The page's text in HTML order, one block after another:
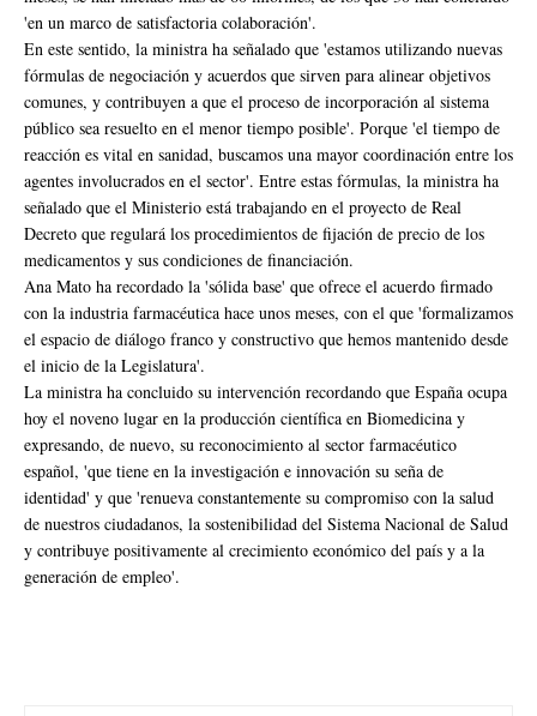
'en un marco de satisfactoria colaboración'.
En este sentido, la ministra ha señalado que 'estamos utilizando nuevas
fórmulas de negociación y acuerdos que sirven para alinear objetivos
comunes, y contribuyen a que el proceso de incorporación al sistema
público sea resuelto en el menor tiempo posible'. Porque 'el tiempo de
reacción es vital en sanidad, buscamos una mayor coordinación entre los
agentes involucrados en el sector'. Entre estas fórmulas, la ministra ha
señalado que el Ministerio está trabajando en el proyecto de Real
Decreto que regulará los procedimientos de fijación de precio de los
medicamentos y sus condiciones de financiación.
Ana Mato ha recordado la 'sólida base' que ofrece el acuerdo firmado
con la industria farmacéutica hace unos meses, con el que 'formalizamos
el espacio de diálogo franco y constructivo que hemos mantenido desde
el inicio de la Legislatura'.
La ministra ha concluido su intervención recordando que España ocupa
hoy el noveno lugar en la producción científica en Biomedicina y
expresando, de nuevo, su reconocimiento al sector farmacéutico
español, 'que tiene en la investigación e innovación su seña de
identidad' y que 'renueva constantemente su compromiso con la salud
de nuestros ciudadanos, la sostenibilidad del Sistema Nacional de Salud
y contribuye positivamente al crecimiento económico del país y a la
generación de empleo'.